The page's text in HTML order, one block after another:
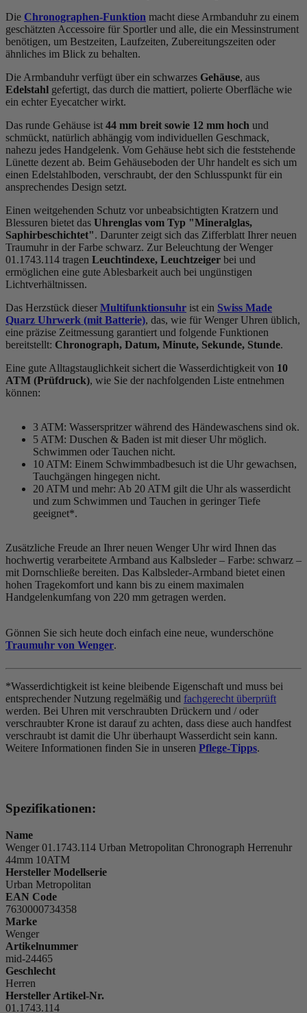
Die Chronographen-Funktion macht diese Armbanduhr zu einem
geschätzten Accessoire für Sportler und alle, die ein Messinstrument
benötigen, um Bestzeiten, Laufzeiten, Zubereitungszeiten oder
ähnliches im Blick zu behalten.
Die Armbanduhr verfügt über ein schwarzes Gehäuse, aus
Edelstahl gefertigt, das durch die mattiert, polierte Oberfläche wie
ein echter Eyecatcher wirkt.
Das runde Gehäuse ist 44 mm breit sowie 12 mm hoch und
schmückt, natürlich abhängig vom individuellen Geschmack,
nahezu jedes Handgelenk. Vom Gehäuse hebt sich die feststehende
Lünette dezent ab. Beim Gehäuseboden der Uhr handelt es sich um
einen Edelstahlboden, verschraubt, der den Schlusspunkt für ein
ansprechendes Design setzt.
Einen weitgehenden Schutz vor unbeabsichtigten Kratzern und
Blessuren bietet das Uhrenglas vom Typ "Mineralglas,
Saphirbeschichtet". Darunter zeigt sich das Zifferblatt Ihrer neuen
Traumuhr in der Farbe schwarz. Zur Beleuchtung der Wenger
01.1743.114 tragen Leuchtindexe, Leuchtzeiger bei und
ermöglichen eine gute Ablesbarkeit auch bei ungünstigen
Lichtverhältnissen.
Das Herzstück dieser Multifunktionsuhr ist ein Swiss Made
Quarz Uhrwerk (mit Batterie), das, wie für Wenger Uhren üblich,
eine präzise Zeitmessung garantiert und folgende Funktionen
bereitstellt: Chronograph, Datum, Minute, Sekunde, Stunde.
Eine gute Alltagstauglichkeit sichert die Wasserdichtigkeit von 10
ATM (Prüfdruck), wie Sie der nachfolgenden Liste entnehmen
können:
3 ATM: Wasserspritzer während des Händewaschens sind ok.
5 ATM: Duschen & Baden ist mit dieser Uhr möglich.
Schwimmen oder Tauchen nicht.
10 ATM: Einem Schwimmbadbesuch ist die Uhr gewachsen,
Tauchgängen hingegen nicht.
20 ATM und mehr: Ab 20 ATM gilt die Uhr als wasserdicht
und zum Schwimmen und Tauchen in geringer Tiefe
geeignet*.
Zusätzliche Freude an Ihrer neuen Wenger Uhr wird Ihnen das
hochwertig verarbeitete Armband aus Kalbsleder – Farbe: schwarz –
mit Dornschließe bereiten. Das Kalbsleder-Armband bietet einen
hohen Tragekomfort und kann bis zu einem maximalen
Handgelenkumfang von 220 mm getragen werden.
Gönnen Sie sich heute doch einfach eine neue, wunderschöne
Traumuhr von Wenger.
*Wasserdichtigkeit ist keine bleibende Eigenschaft und muss bei
entsprechender Nutzung regelmäßig und fachgerecht überprüft
werden. Bei Uhren mit verschraubten Drückern und / oder
verschraubter Krone ist darauf zu achten, dass diese auch handfest
verschraubt ist damit die Uhr überhaupt Wasserdicht sein kann.
Weitere Informationen finden Sie in unseren Pflege-Tipps.
Spezifikationen:
Name
Wenger 01.1743.114 Urban Metropolitan Chronograph Herrenuhr
44mm 10ATM
Hersteller Modellserie
Urban Metropolitan
EAN Code
7630000734358
Marke
Wenger
Artikelnummer
mid-24465
Geschlecht
Herren
Hersteller Artikel-Nr.
01.1743.114